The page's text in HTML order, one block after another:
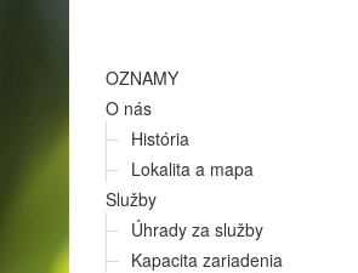
OZNAMY
O nás
História
Lokalita a mapa
Služby
Úhrady za služby
Kapacita zariadenia